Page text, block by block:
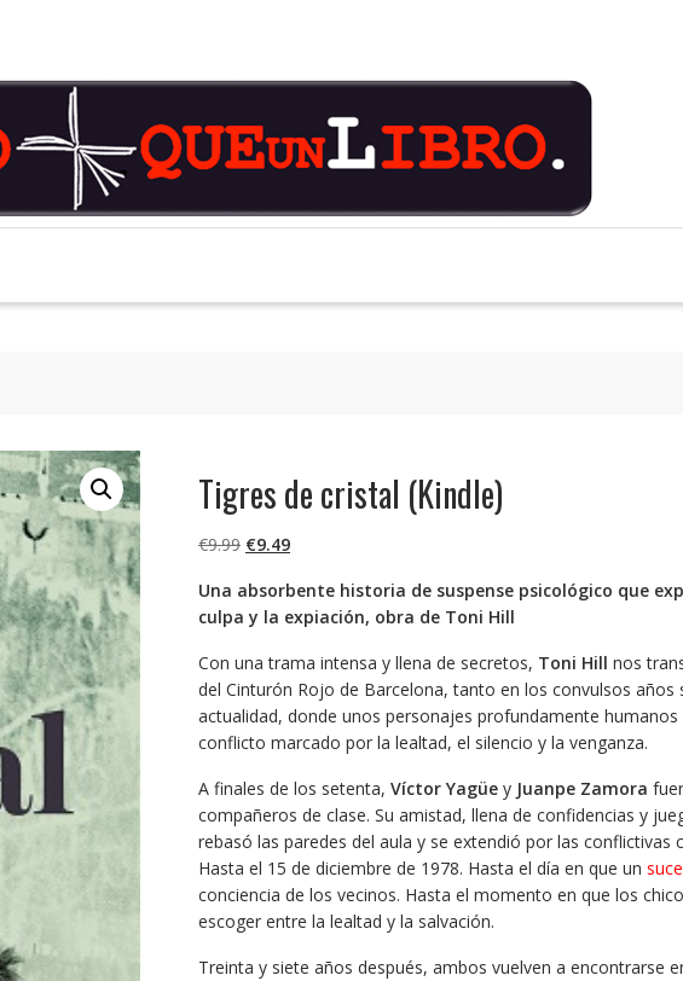
Tigres de cristal (Kindle)
€9.99 El
original
era:
€9.49El
actual
es:
Una absorbente historia de suspense psicológico que
culpa y la expiación, obra de Toni Hill
Con una trama intensa y llena de secretos, Toni Hill nos
del Cinturón Rojo de Barcelona, tanto en los convulsos años
actualidad, donde unos personajes profundamente
conflicto marcado por la lealtad, el silencio y la venganza.
A finales de los setenta, Víctor Yagüe y Juanpe Zamora
compañeros de clase. Su amistad, llena de confidencias y
rebasó las paredes del aula y se extendió por las conflictivas
Hasta el 15 de diciembre de 1978. Hasta el día en que un
conciencia de los vecinos. Hasta el momento en que los
escoger entre la lealtad y la salvación.
Treinta y siete años después, ambos vuelven a encontrarse